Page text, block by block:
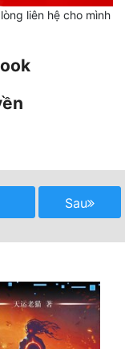
liên hệ cho mình
Sau